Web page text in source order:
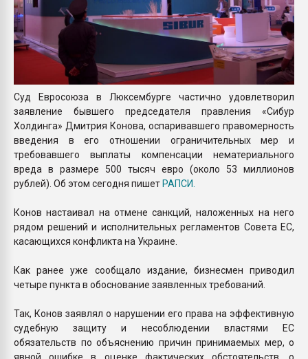
Суд Евросоюза в Люксембурге частично удовлетворил
заявление бывшего председателя правления «Сибур
Холдинга» Дмитрия Конова, оспаривавшего правомерность
введения в его отношении ограничительных мер и
требовавшего выплаты компенсации нематериального
вреда в размере 500 тысяч евро (около 53 миллионов
рублей). Об этом сегодня пишетРАПСИ.
Конов настаивал на отмене санкций, наложенных на него
рядом решений и исполнительных регламентов Совета ЕС,
касающихся конфликта на Украине.
Как ранее уже сообщало издание, бизнесмен приводил
четыре пункта в обоснование заявленных требований.
Так, Конов заявлял о нарушении его права на эффективную
судебную защиту и несоблюдении властями ЕС
обязательств по объяснению причин принимаемых мер, о
явной ошибке в оценке фактических обстоятельств, о